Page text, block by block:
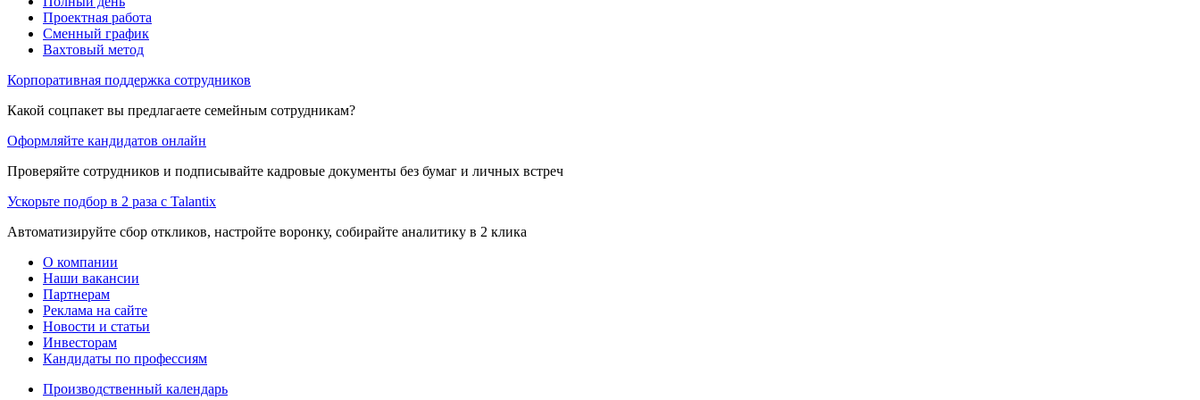
Проектная работа
Сменный график
Вахтовый метод
Корпоративная поддержка сотрудников
Какой соцпакет вы предлагаете семейным сотрудникам?
Оформляйте кандидатов онлайн
Проверяйте сотрудников и подписывайте кадровые документы без бумаг и личных встреч
Ускорьте подбор в 2 раза с Talantix
Автоматизируйте сбор откликов, настройте воронку, собирайте аналитику в 2 клика
О компании
Наши вакансии
Партнерам
Реклама на сайте
Новости и статьи
Инвесторам
Кандидаты по профессиям
Производственный календарь